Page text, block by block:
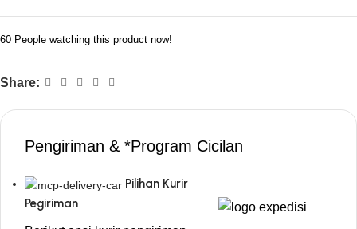
60 People watching this product now!
Share:
Pengiriman & *Program Cicilan
Pilihan Kurir
Pegiriman